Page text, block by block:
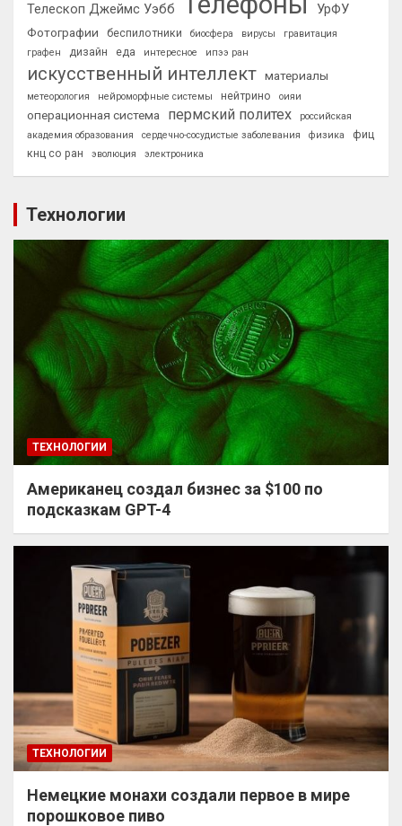
Телескоп Джеймс Уэбб УрФУ
Фотографии беспилотники биосфера вирусы
гравитация
графен
дизайн еда интересное ипээ ран
искусственный интеллект материалы
метеорология нейроморфные системы нейтрино оияи
операционная система пермский политех
российская
академия образования
сердечно-сосудистые заболевания физика
фиц
кнц со ран
эволюция электроника
Технологии
ТЕХНОЛОГИИ
Американец создал бизнес за $100 по
подсказкам GPT-4
ТЕХНОЛОГИИ
Немецкие монахи создали первое в мире
порошковое пиво